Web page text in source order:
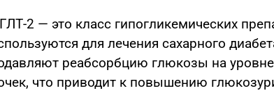
2 — это класс гипогликемических
для лечения сахарного
реабсорбцию глюкозы на
что приводит к повышению